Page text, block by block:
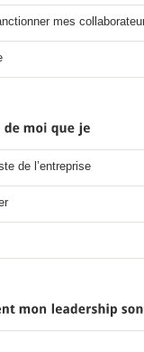
mes
de l’entreprise